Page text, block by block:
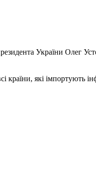
України Олег
які імпортують